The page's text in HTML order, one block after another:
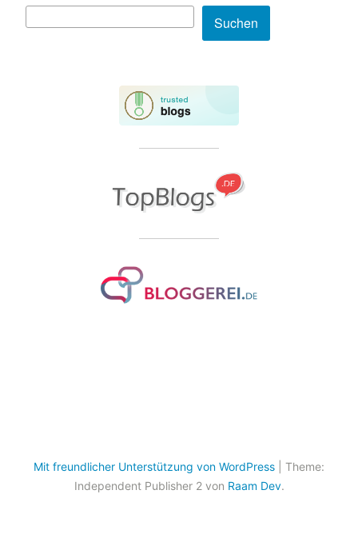
Suchen
Mit freundlicher Unterstützung von WordPress
Theme:
Independent Publisher 2 von Raam Dev.